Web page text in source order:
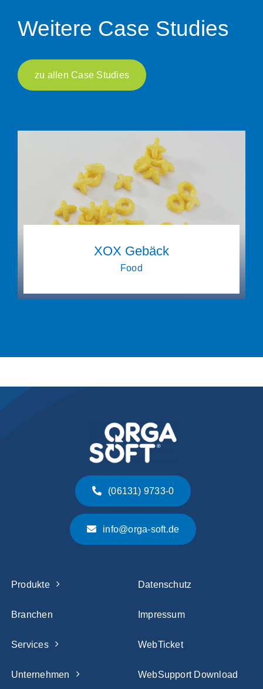
Weitere Case Studies
zu allen Case Studies
XOX Gebäck
Food
(06131) 9733-0
info@orga-soft.de
Produkte
Branchen
Services
Unternehmen
Datenschutz
Impressum
WebTicket
WebSupport Download